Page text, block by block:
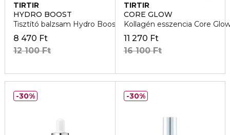
TIRTIR
HYDRO BOOST
Tisztító balzsam Hydro Boost Enzyme
8 470 Ft
12 100 Ft
TIRTIR
CORE GLOW
Kollagén esszencia Core
11 270 Ft
16 100 Ft
30% 30%